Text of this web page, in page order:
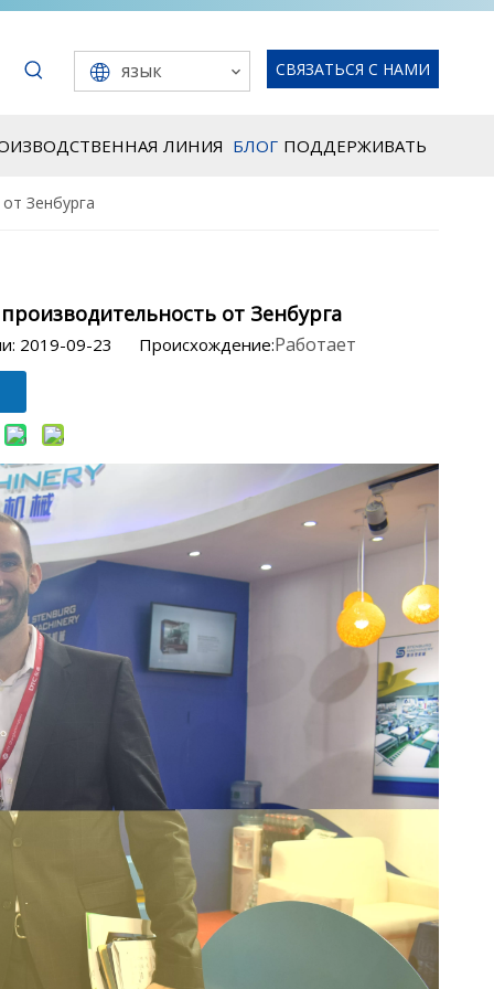
язык СВЯЗАТЬСЯ С НАМИ
ЛИНИЯ БЛОГ ПОДДЕРЖИВАТЬ
Зенбурга
от Зенбурга
2019-09-23 Происхождение:Работает